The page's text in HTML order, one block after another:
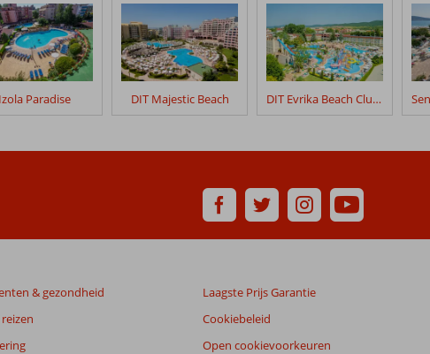
Izola Paradise DIT Majestic Beach DIT Evrika Beach Club Hotel
& gezondheid
Laagste Prijs Garantie
Cookiebeleid
Open cookievoorkeuren